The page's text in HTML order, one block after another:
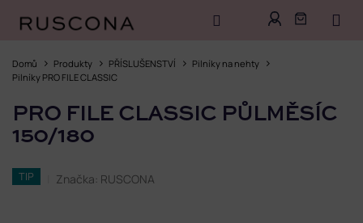
obsah
Domů Produkty PŘÍSLUŠENSTVÍ
Pilníky na nehty
Pilníky PRO FILE CLASSIC
PRO FILE CLASSIC PŮLMĚSÍC
150/180
TIP Značka: RUSCONA